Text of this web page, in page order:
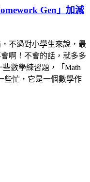
Gen」加減
不過對小學生來說，最
啊！不會的話，就多多
數學練習題，「Math
些忙，它是一個數學作